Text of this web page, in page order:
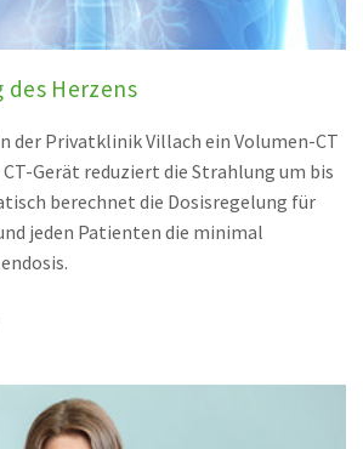
Herzens
der Privatklinik Villach ein Volumen-CT
CT-Gerät reduziert die Strahlung um bis
berechnet die Dosisregelung für
jeden Patienten die minimal